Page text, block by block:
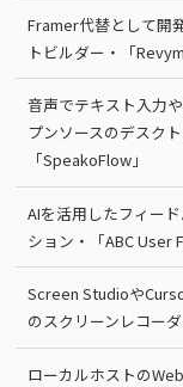
Framer代替として開
トビルダー・「
音声でテキスト入力
プンソースのデスク
「SpeakoFlow」
AIを活用したフィー
ション・「ABC User
Screen Studioや
のスクリーンレコー
ローカルホストの